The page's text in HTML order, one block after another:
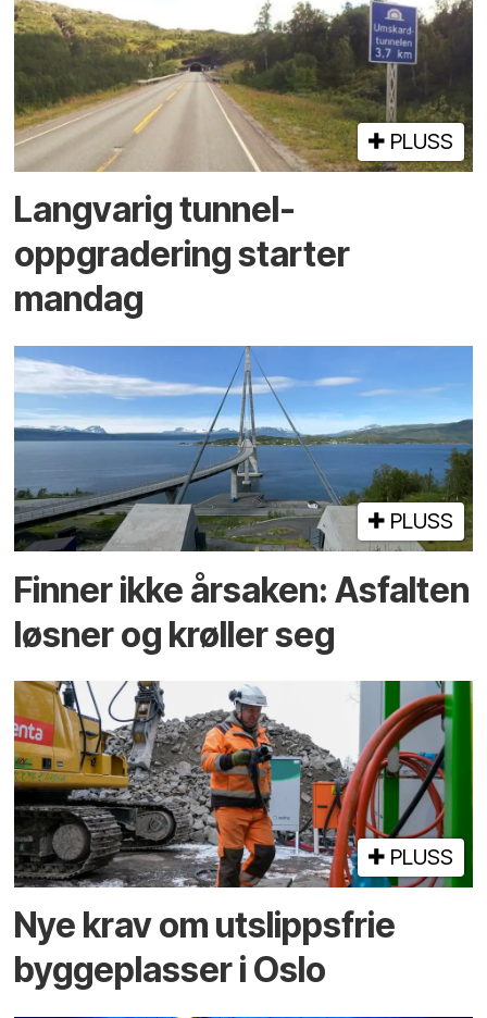
PLUSS
Langvarig tunnel­
oppgradering starter
mandag
PLUSS
Finner ikke årsaken: Asfalten
løsner og krøller seg
PLUSS
Nye krav om utslippsfrie
byggeplasser i Oslo